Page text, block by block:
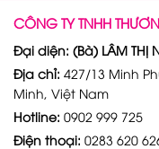
CÔNG TY TNHH
Đại diện: (Bà) LÂM THỊ
Địa chỉ: 427/13 Minh
Minh, Việt Nam
Hotline: 0902 999 725
Điện thoại: 0283 620